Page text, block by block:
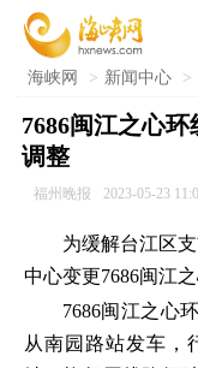
海峡网 > 新闻中心 >
7686闽江之心
调整
福州晚报 2023-05-23
为缓解台江区
中心变更7686闽江
7686闽江之心
从南园路站发车，